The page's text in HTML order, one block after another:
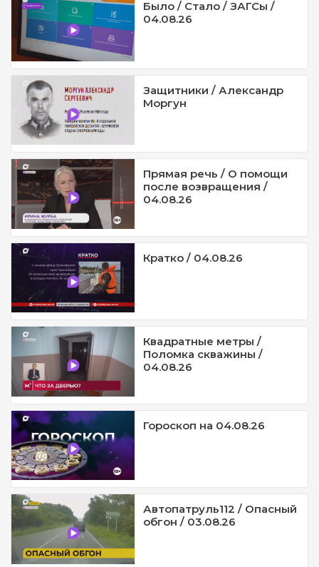
Было / Стало / ЗАГСы /
04.08.26
Защитники / Александр
Моргун
Прямая речь / О помощи
после возвращения /
04.08.26
Кратко / 04.08.26
Квадратные метры /
Поломка скважины /
04.08.26
Гороскоп на 04.08.26
Автопатруль112 / Опасный
обгон / 03.08.26